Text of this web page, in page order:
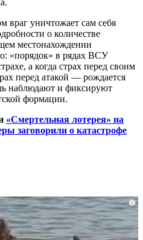
враг уничтожает сам себя
о количестве
местонахождении
«порядок» в рядах ВСУ
а когда страх перед своим
перед атакой — рождается
наблюдают и фиксируют
формации.
«Смертельная лотерея» на
заговорили о катастрофе
i